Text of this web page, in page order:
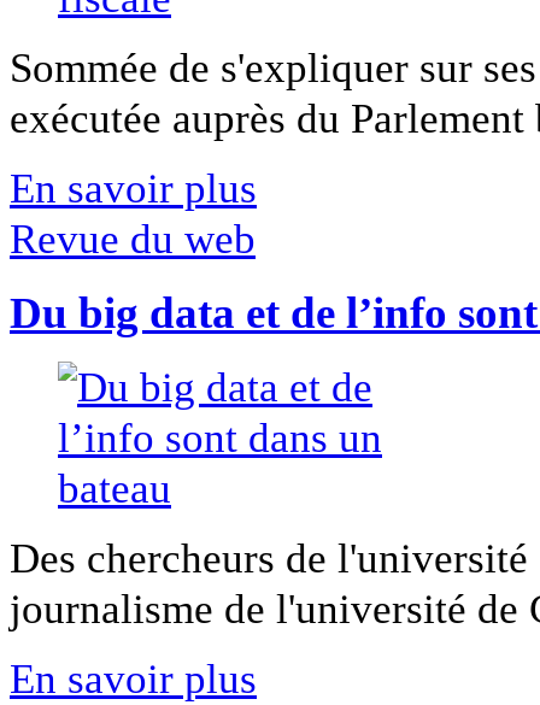
Sommée de s'expliquer sur
exécutée auprès du
En savoir plus
Revue du web
Du big data et de l’info
Des chercheurs de
journalisme de l'université
En savoir plus